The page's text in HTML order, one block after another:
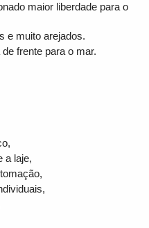
maior liberdade para o
e muito arejados.
frente para o mar.
a laje,